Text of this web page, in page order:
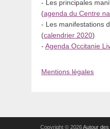
- Les principales
(agenda du Centre
- Les manifestations
(calendrier 2020)
- Agenda Occitanie
Mentions légales
Copyright © 2026Autour des